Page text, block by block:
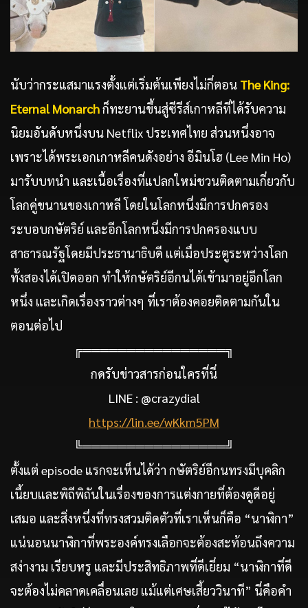
นับว่ากระแสมาแรงตั้งแต่เริ่มต้นเพียงไม่กี่ตอน The King:
Eternal Monarchก็ทะยานขึ้นสู่ซีรีส์เกาหลีที่ได้รับความ
นิยมอันดับหนึ่งบน Netflix ประเทศไทย ส่วนหนึ่งอาจ
เพราะได้พระเอกเกาหลีคนดังอย่าง อีมินโฮ (Lee Min Ho)
มารับบทนำ และเนื้อเรื่องที่แปลกใหม่ชวนติดตามเกี่ยวกับ
โลกคู่ขนานของเกาหลี โดยในโลกหนึ่งมีการปกครอง
ระบอบกษัตริย์ และอีกโลกหนึ่งมีการปกครองแบบ
สาธารณรัฐโดยมีประธานาธิบดี แต่เมื่อประตูระหว่างโลก
ทั้งสองได้เปิดออก ทำให้กษัตริย์อีกนได้เข้ามาอยู่อีกโลก
หนึ่ง และเกิดเรื่องราวต่างๆ ที่เราต้องคอยติดตามกันใน
ตอนต่อไป
╔════════════════╗
กดรับข่าวสารก่อนใครที่นี่
LINE : @crazydial
https://lin.ee/wKkm5PM
╚════════════════╝
ตั้งแต่ episode แรกจะเห็นได้ว่า กษัตริย์อีกนทรงมีบุคลิก
เนี้ยบและพิถีพิถันในเรื่องของการแต่งกายที่ต้องดูดีอยู่
เสมอ และสิ่งหนึ่งที่ทรงสวมติดตัวที่เราเห็นก็คือ “นาฬิกา”
แน่นอนนาฬิกาที่พระองค์ทรงเลือกจะต้องสะท้อนถึงความ
สง่างาม เรียบหรู และมีประสิทธิภาพที่ดีเยี่ยม “นาฬิกาที่ดี
จะต้องไม่คลาดเคลื่อนเลย แม้แต่เศษเสี้ยววินาที” นี่คือคำ